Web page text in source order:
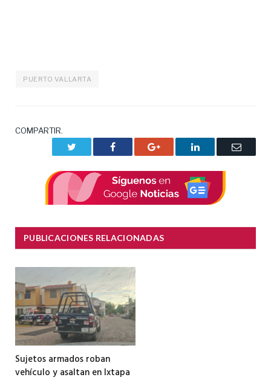
PUERTO VALLARTA
COMPARTIR.
Facebook Google+ LinkedIn
Correo
PUBLICACIONES RELACIONADAS
Sujetos armados roban
vehículo y asaltan en Ixtapa